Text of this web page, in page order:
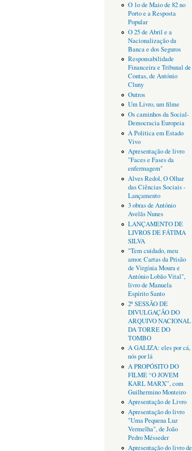
O 1o de Maio de 82 no
Porto e a Resposta
Popular
O 25 de Abril e a
Nacionalização da
Banca e dos Seguros
Responsabilidade
Financeira e Tribunal de
Contas, de António
Cluny
Outros
Um Livro, um filme
Os caminhos da Social-
Democracia Europeia
A Politica em Estado
Vivo
Apresentação de livro
"Faces e Fases da
enfermagem"
Alves Redol, O Olhar
das Ciências Sociais -
Lançamento
3 obras de António
Avelãs Nunes
LANÇAMENTO DE
LIVROS DE FÁTIMA
SILVA
"Tem cuidado, meu
amor. Cartas da Prisão
de Virgínia Moura e
António Lobão Vital",
livro de Manuela
Espírito Santo
2ª SESSÃO DE
DIVULGAÇÃO DO
ARQUIVO NACIONAL
DA TORRE DO
TOMBO
A GALIZA: eles por cá,
nós por lá
A PROPÓSITO DO
FILME “O JOVEM
KARL MARX”, com
Guilhermino Monteiro
Apresentação de Livro
Apresentação do livro
"Uma Pequena Luz
Vermelha", de João
Pedro Mésseder
Apresentação do livro de